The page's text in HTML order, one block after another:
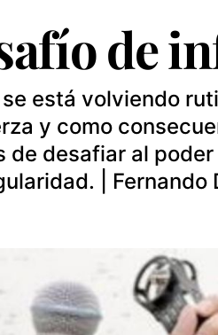
de
está volviendo
y como
de desafiar al
| Fernando